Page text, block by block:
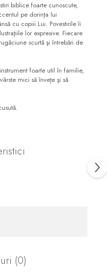
biblice foarte cunoscute,
pe dorinţa lui
cu copiii Lui. Povestirile îi
lor expresive. Fiecare
scurtă şi întrebări de
foarte util în familie,
mici să înveţe şi să
(0)